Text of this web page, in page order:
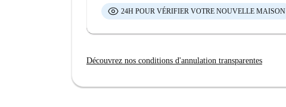
24H POUR VÉRIFIER VOTRE NOUVELLE MAISON
Découvrez nos conditions d'annulation transparentes